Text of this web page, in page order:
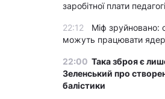
заробітної плати
22:12
Міф зруйновано:
можуть працювати
22:00 Така зброя є
Зеленський про
балістики